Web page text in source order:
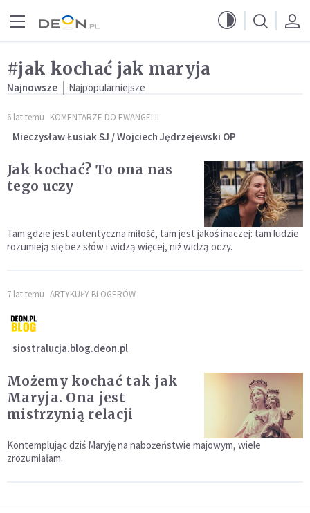
#jak kochać jak maryja
Najnowsze Najpopularniejsze
6 lat temu KOMENTARZE DO EWANGELII
Mieczysław Łusiak SJ / Wojciech Jędrzejewski OP
Jak kochać? To ona nas
tego uczy
Tam gdzie jest autentyczna miłość, tam jest jakoś inaczej: tam ludzie
rozumieją się bez słów i widzą więcej, niż widzą oczy.
7 lat temu ARTYKUŁY BLOGERÓW
siostralucja.blog.deon.pl
Możemy kochać tak jak
Maryja. Ona jest
mistrzynią relacji
Kontemplując dziś Maryję na nabożeństwie majowym, wiele
zrozumiałam.